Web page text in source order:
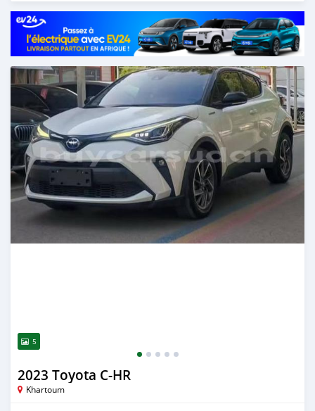
Publié il y a 14 jours
5
2023 Toyota C-HR
Khartoum